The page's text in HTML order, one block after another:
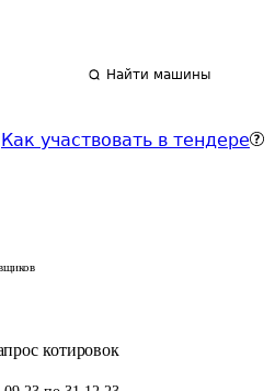
Найти машины
Как участвовать в тендере
котировок